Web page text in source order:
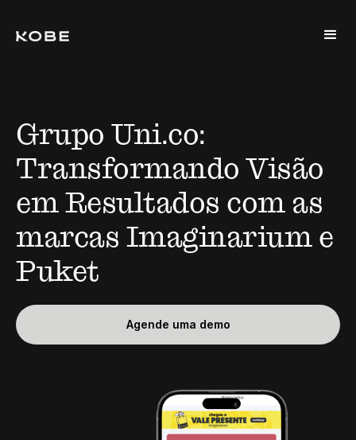
Grupo Uni.co:
Transformando Visão
em Resultados com as
marcas Imaginarium e
Puket
Agende uma demo